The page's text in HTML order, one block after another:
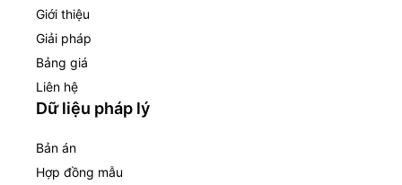
Giới thiệu
Giải pháp
Bảng giá
Liên hệ
Dữ liệu pháp lý
Bản án
Hợp đồng mẫu